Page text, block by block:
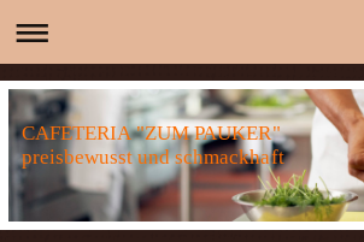
CAFETERIA "ZUM PAUKER"
preisbewusst und schmackhaft